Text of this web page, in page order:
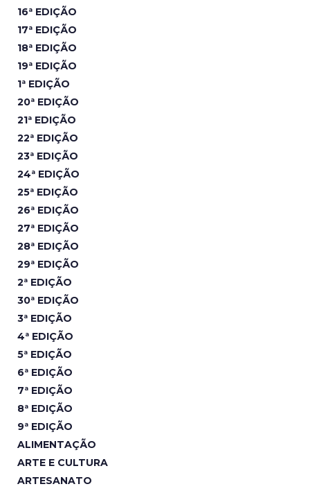
16ª EDIÇÃO
17ª EDIÇÃO
18ª EDIÇÃO
19ª EDIÇÃO
1ª EDIÇÃO
20ª EDIÇÃO
21ª EDIÇÃO
22ª EDIÇÃO
23ª EDIÇÃO
24ª EDIÇÃO
25ª EDIÇÃO
26ª EDIÇÃO
27ª EDIÇÃO
28ª EDIÇÃO
29ª EDIÇÃO
2ª EDIÇÃO
30ª EDIÇÃO
3ª EDIÇÃO
4ª EDIÇÃO
5ª EDIÇÃO
6ª EDIÇÃO
7ª EDIÇÃO
8ª EDIÇÃO
9ª EDIÇÃO
ALIMENTAÇÃO
ARTE E CULTURA
ARTESANATO